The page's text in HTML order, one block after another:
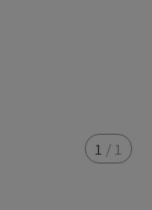
1 / 1